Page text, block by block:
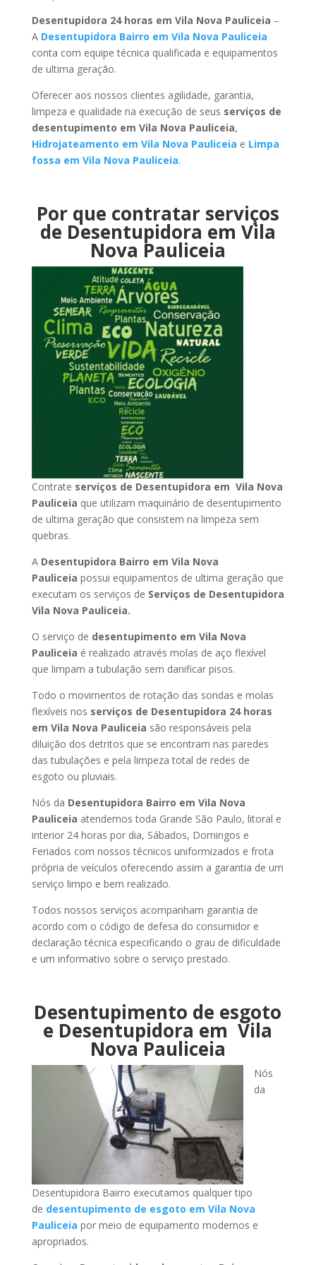
Desentupidora 24 horas em Vila Nova Pauliceia –
A Desentupidora Bairro em Vila Nova Pauliceia
conta com equipe técnica qualificada e equipamentos
de ultima geração.
Oferecer aos nossos clientes agilidade, garantia,
limpeza e qualidade na execução de seus serviços de
desentupimento em Vila Nova Pauliceia,
Hidrojateamento em Vila Nova Pauliceia e Limpa
fossa em Vila Nova Pauliceia.
Por que contratar serviços
de Desentupidora em Vila
Nova Pauliceia
Contrate serviços de Desentupidora em Vila Nova
Pauliceia que utilizam maquinário de desentupimento
de ultima geração que consistem na limpeza sem
quebras.
A Desentupidora Bairro em Vila Nova
Pauliceia possui equipamentos de ultima geração que
executam os serviços de Serviços de Desentupidora
Vila Nova Pauliceia.
O serviço de desentupimento em Vila Nova
Pauliceia é realizado através molas de aço flexível
que limpam a tubulação sem danificar pisos.
Todo o movimentos de rotação das sondas e molas
flexíveis nos serviços de Desentupidora 24 horas
em Vila Nova Pauliceia são responsáveis pela
diluição dos detritos que se encontram nas paredes
das tubulações e pela limpeza total de redes de
esgoto ou pluviais.
Nós da Desentupidora Bairro em Vila Nova
Pauliceia atendemos toda Grande São Paulo, litoral e
interior 24 horas por dia, Sábados, Domingos e
Feriados com nossos técnicos uniformizados e frota
própria de veículos oferecendo assim a garantia de um
serviço limpo e bem realizado.
Todos nossos serviços acompanham garantia de
acordo com o código de defesa do consumidor e
declaração técnica especificando o grau de dificuldade
e um informativo sobre o serviço prestado.
Desentupimento de esgoto
e Desentupidora em Vila
Nova Pauliceia
Nós
da
Desentupidora Bairro executamos qualquer tipo
de desentupimento de esgoto em Vila Nova
Pauliceia por meio de equipamento modernos e
apropriados.